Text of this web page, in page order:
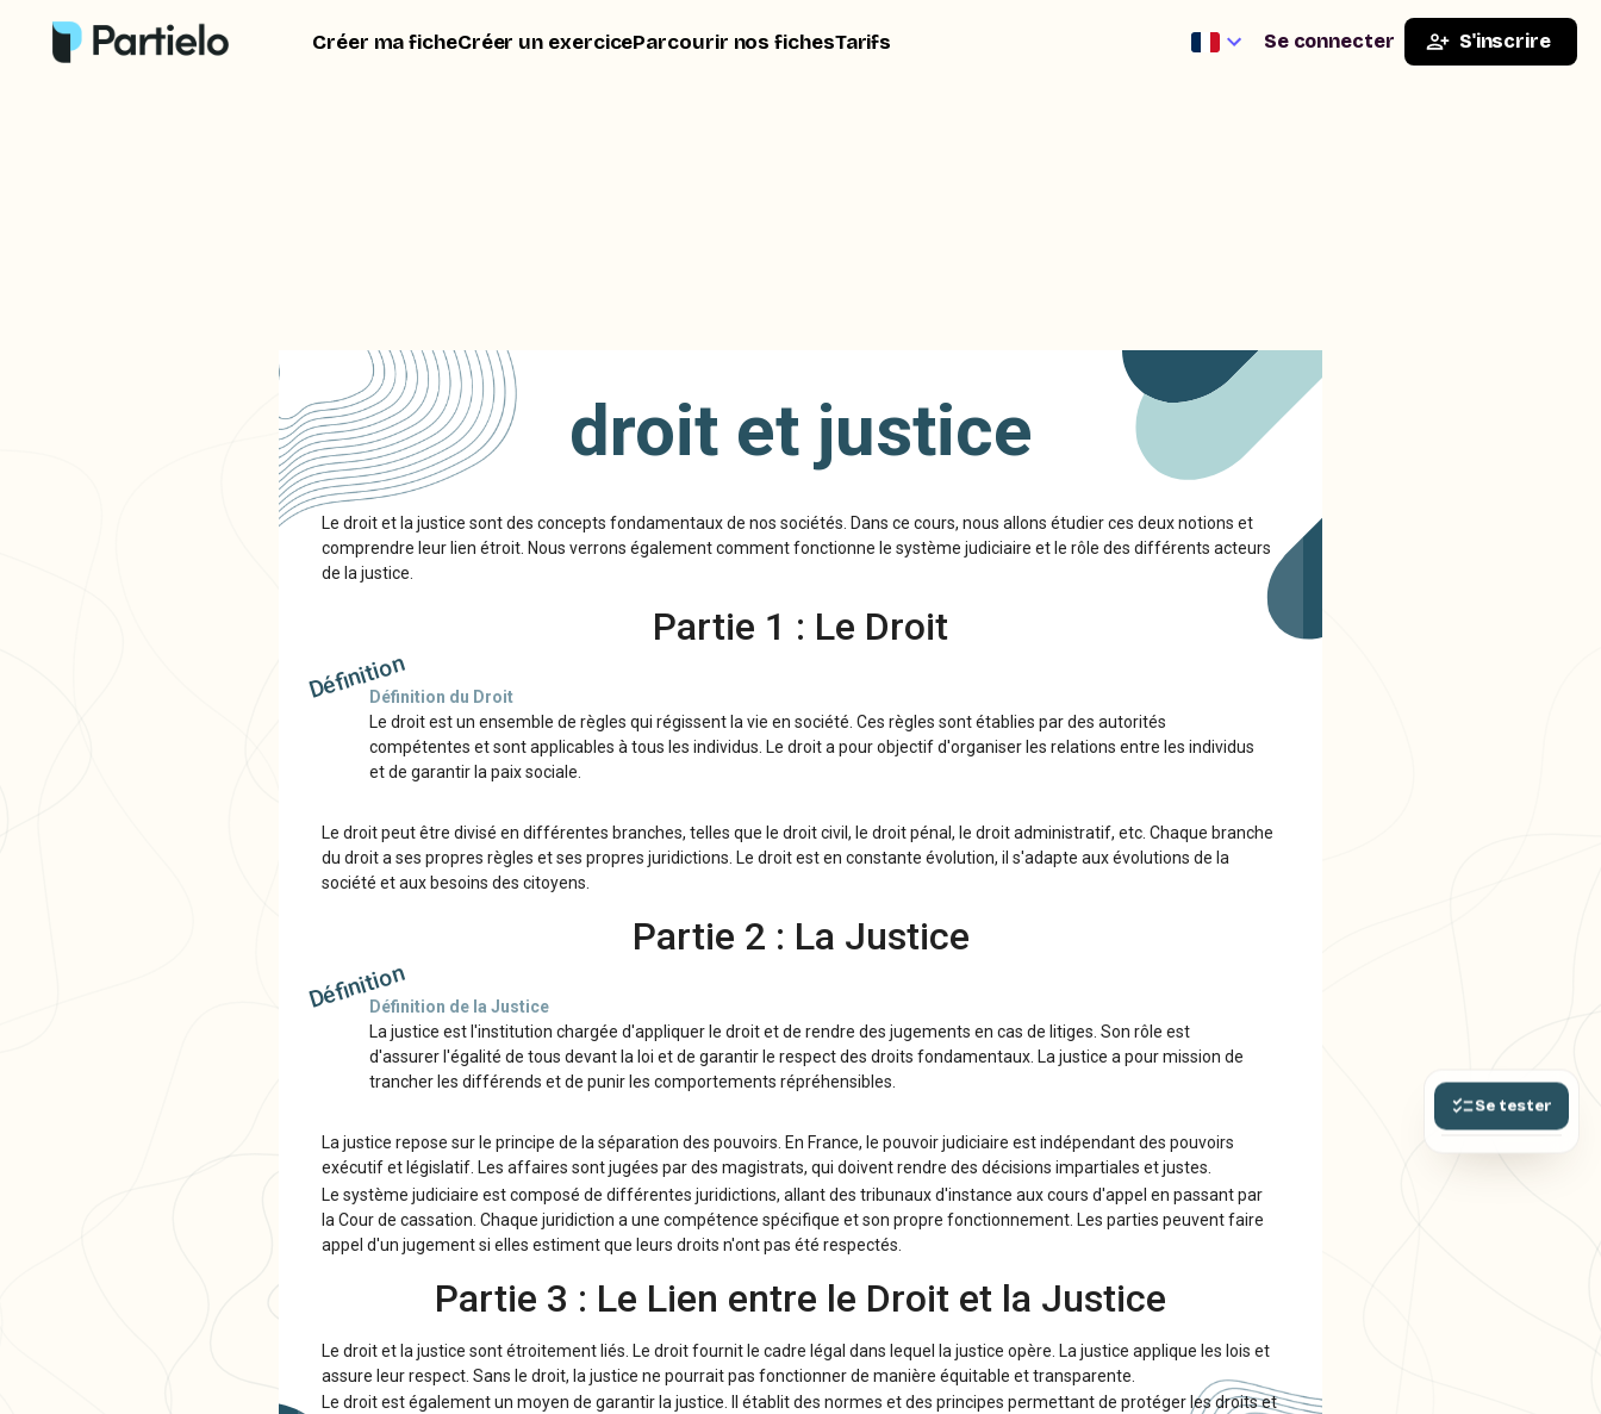
Créer ma ficheCréer un exerciceParcourir nos fichesTarifs Se connecter S'inscrire
Se tester
droit et justice
Le droit et la justice sont des concepts fondamentaux de nos sociétés. Dans ce cours, nous allons étudier ces deux notions et
comprendre leur lien étroit. Nous verrons également comment fonctionne le système judiciaire et le rôle des différents acteurs
de la justice.
Partie 1 : Le Droit
DéfinitionDéfinition du Droit
Le droit est un ensemble de règles qui régissent la vie en société. Ces règles sont établies par des autorités
compétentes et sont applicables à tous les individus. Le droit a pour objectif d'organiser les relations entre les individus
et de garantir la paix sociale.
Le droit peut être divisé en différentes branches, telles que le droit civil, le droit pénal, le droit administratif, etc. Chaque branche
du droit a ses propres règles et ses propres juridictions. Le droit est en constante évolution, il s'adapte aux évolutions de la
société et aux besoins des citoyens.
Partie 2 : La Justice
DéfinitionDéfinition de la Justice
La justice est l'institution chargée d'appliquer le droit et de rendre des jugements en cas de litiges. Son rôle est
d'assurer l'égalité de tous devant la loi et de garantir le respect des droits fondamentaux. La justice a pour mission de
trancher les différends et de punir les comportements répréhensibles.
La justice repose sur le principe de la séparation des pouvoirs. En France, le pouvoir judiciaire est indépendant des pouvoirs
exécutif et législatif. Les affaires sont jugées par des magistrats, qui doivent rendre des décisions impartiales et justes.
Le système judiciaire est composé de différentes juridictions, allant des tribunaux d'instance aux cours d'appel en passant par
la Cour de cassation. Chaque juridiction a une compétence spécifique et son propre fonctionnement. Les parties peuvent faire
appel d'un jugement si elles estiment que leurs droits n'ont pas été respectés.
Partie 3 : Le Lien entre le Droit et la Justice
Le droit et la justice sont étroitement liés. Le droit fournit le cadre légal dans lequel la justice opère. La justice applique les lois et
assure leur respect. Sans le droit, la justice ne pourrait pas fonctionner de manière équitable et transparente.
Le droit est également un moyen de garantir la justice. Il établit des normes et des principes permettant de protéger les droits et